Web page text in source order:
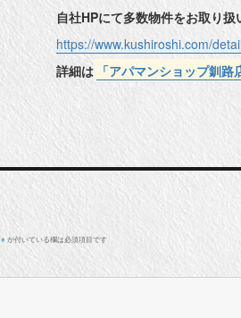
自社HPにて多数物件をお取り
https://www.kushiroshi.com/
詳細は 「アパマンショップ釧路
※が付いている欄は必須項目です